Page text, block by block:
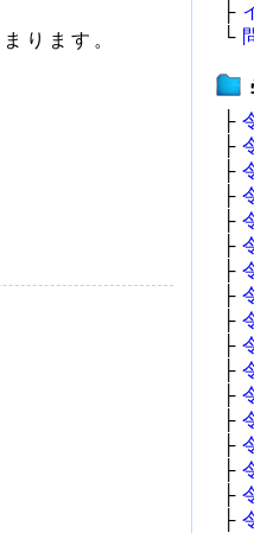
ります。
├
└
├
├
├
├
├
├
├
├
├
├
├
├
├
├
├
├
├